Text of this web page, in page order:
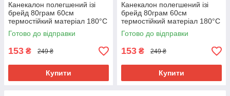
Канекалон полегшений ізі
брейд 80грам 60см
термостійкий матеріал 180°C
EZ-6 хвіст омбре Easy Braid
Готово до відправки
153 ₴ 249 ₴
Купити
Канекалон полегшений ізі
брейд 80грам 60см
термостійкий матеріал 180°C
EZ-7 хвіст омбре Easy Braid
Готово до відправки
153 ₴ 249 ₴
Купити